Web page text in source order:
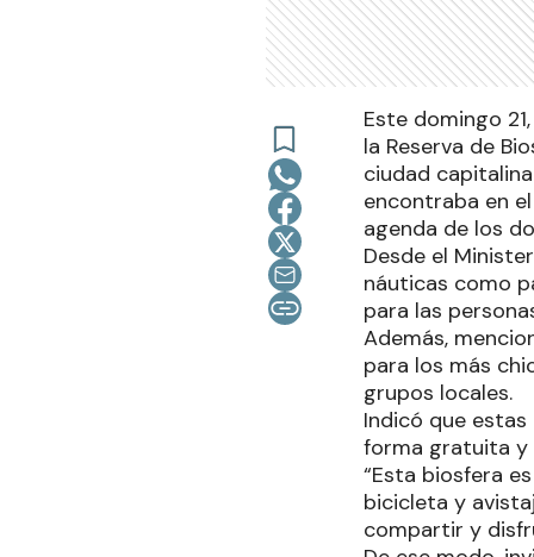
Este domingo
la Reserva de
ciudad
encontraba en
agenda de los
Desde el
náuticas como
para las
Además,
para los más
grupos locales.
Indicó que
forma gratuita y
“Esta biosfera
bicicleta y
compartir y